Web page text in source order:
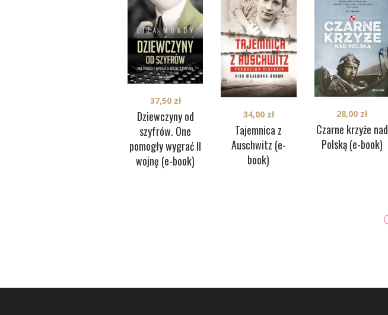
Dziewczyny od
szyfrów. One
pomogły wygrać II
wojnę (e-book)
37,50 zł
Tajemnica z
Auschwitz (e-
book)
34,00 zł
Czarne krzyże nad
Polską (e-book)
28,00 zł